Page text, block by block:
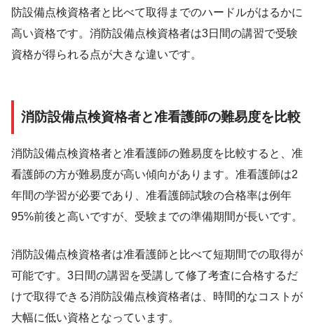
防設備点検資格者と比べて取得までのハードルがはるかに
高い資格です。消防設備点検資格者は3日間の講習で受験
資格が得られる点が大きな違いです。
消防設備点検資格者と准看護師の難易度を比較
消防設備点検資格者と准看護師の難易度を比較すると、准
看護師の方が難易度が高い傾向があります。准看護師は2
年間の学習が必要であり、准看護師試験の合格率は例年
95%前後と高いですが、受験までの準備期間が長いです。
消防設備点検資格者は准看護師と比べて短期間での取得が
可能です。3日間の講習を受講して修了考査に合格するだ
けで取得できる消防設備点検資格者は、時間的なコストが
大幅に低い資格となっています。